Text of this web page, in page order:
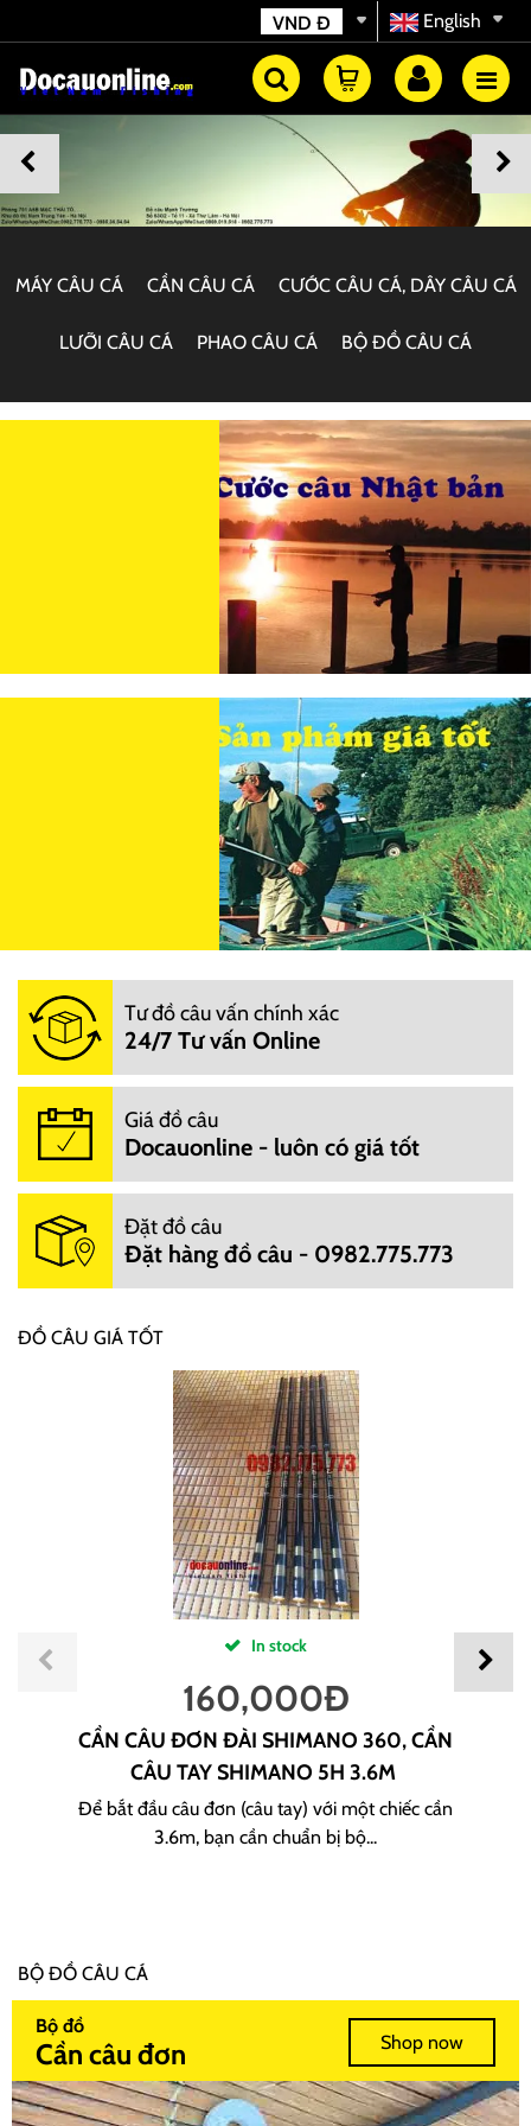
English
VND Đ
MÁY CÂU CÁ CẦN CÂU CÁ CƯỚC CÂU CÁ, DÂY CÂU CÁ
LƯỠI CÂU CÁ PHAO CÂU CÁ BỘ ĐỒ CÂU CÁ
Tư đồ câu vấn chính xác
24/7 Tư vấn Online
Giá đồ câu
Docauonline - luôn có giá tốt
Đặt đồ câu
Đặt hàng đồ câu - 0982.775.773
ĐỒ CÂU GIÁ TỐT
In stock
160,000Đ
CẦN CÂU ĐƠN ĐÀI SHIMANO 360, CẦN
CÂU TAY SHIMANO 5H 3.6M
Để bắt đầu câu đơn (câu tay) với một chiếc cần
3.6m, bạn cần chuẩn bị bộ...
BỘ ĐỒ CÂU CÁ
Bộ đồ
Cần câu đơn Shop now